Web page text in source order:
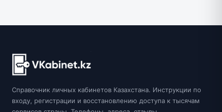
Справочник личных кабинетов Казахстана. Инструкции по
входу, регистрации и восстановлению доступа к тысячам